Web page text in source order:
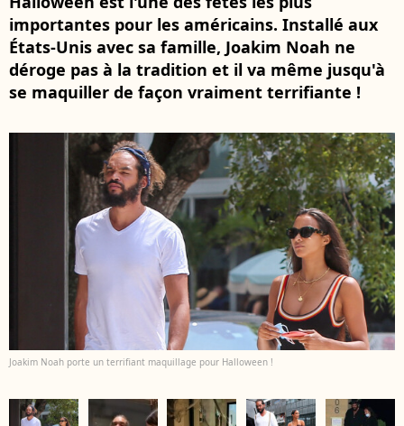
importantes pour les américains. Installé aux
États-Unis avec sa famille, Joakim Noah ne
déroge pas à la tradition et il va même jusqu'à
se maquiller de façon vraiment terrifiante !
Joakim Noah porte un terrifiant maquillage pour Halloween !